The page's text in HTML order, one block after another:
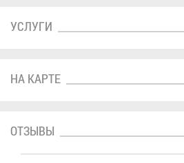
УСЛУ­ГИ
НА КАР­ТЕ
ОТ­ЗЫ­ВЫ